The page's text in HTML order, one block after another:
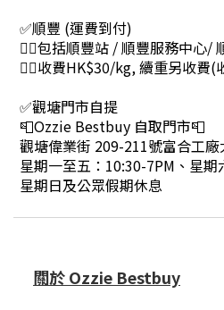
✅順豐 (運費到付)
👉🏻包括順豐站 / 順豐服務中心/
👉🏻收費HK$30/kg, 續重另收費
✅觀塘門市自提
📮Ozzie Bestbuy 自取門市📮
觀塘偉業街 209-211號富合工
星期一至五：10:30-7PM、星期
星期日及公眾假期休息
關於 Ozzie Bestbuy